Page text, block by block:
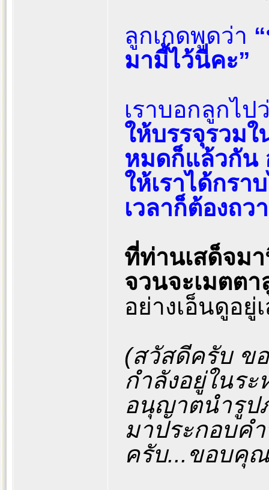
ลูกเกดพูดว่า
มามี้ไว้นี่คะ”
เราบอกลูกไป
ให้บรรจุรวมใ
หมดก็แล้วกัน
ให้เราได้กรา
เวลาก็ต้องถว
ที่ท่านเสด็จม
จวนจะเมตตา
อย่างเอ็นดูอยู่
(สวัสดีครับ ข
กำลังอยู่ในร
อนุญาตนำรูป
มาประกอบค
ครับ...ขอบคุ